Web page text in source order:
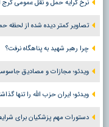
نرخ کرایه حمل و نقل عمومی کرج
تصاویر کمتر دیده شده از لحظه حمله
چرا رهبر شهید به پناهگاه نرفت؟
ویدئو؛ مجازات و مصادیق
ویدئو؛ ایران حزب الله را تنها
دستورات مهم پزشکیان برای